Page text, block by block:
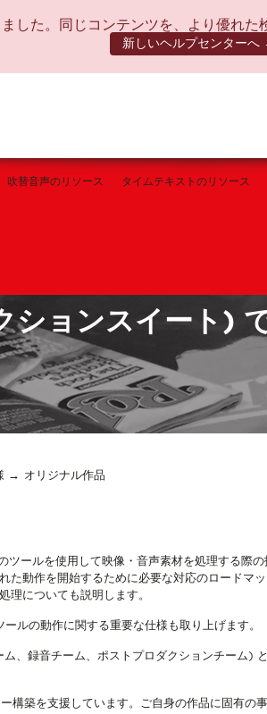
した。同じコンテンツを、より優れ
新しいヘルプセンターへ
吹替音声のリソース タイムテキストのリソース
ションスイート)
オリジナル作品
ールを使用して映像・音声素材を処理する際の
た動作を開始するために必要な対応のロードマ
理についても説明します。
ルの動作に関する重要な仕様も取り上げます。
、録音チーム、ポストプロダクションチーム)
構築を支援しています。ご自身の作品に固有の